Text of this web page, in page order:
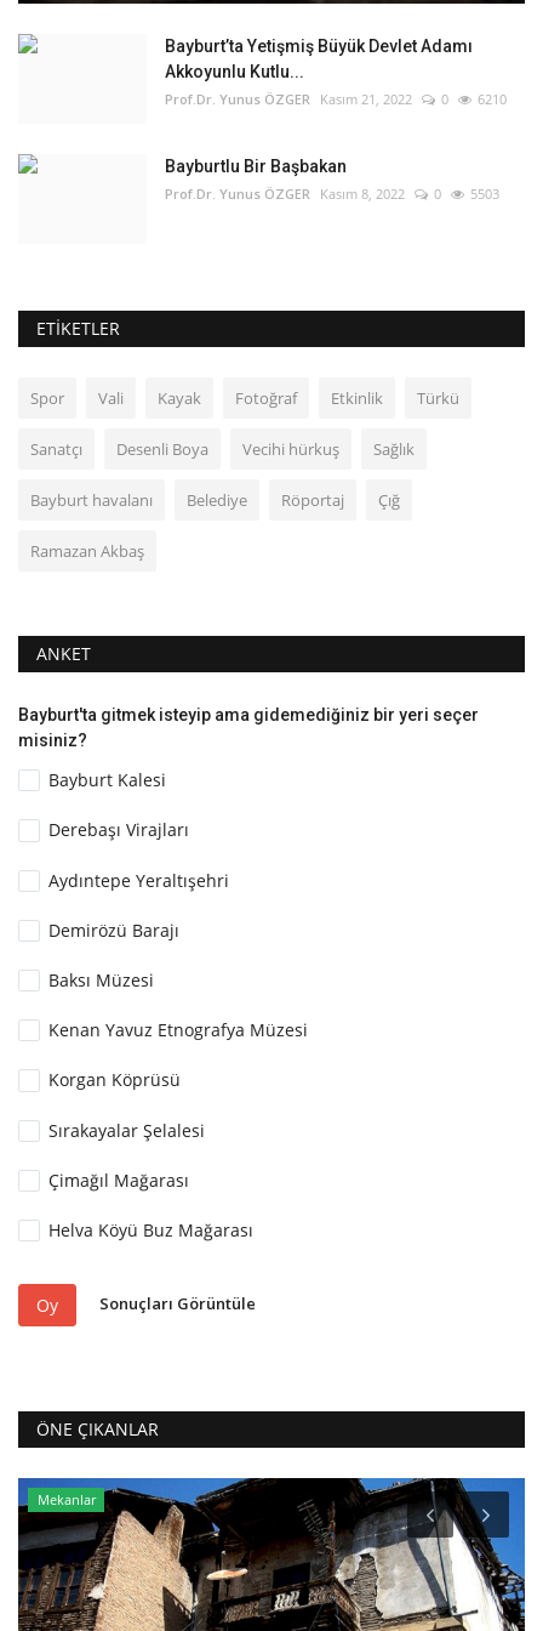
Bayburt’ta Yetişmiş Büyük Devlet Adamı
Akkoyunlu Kutlu...
Prof.Dr. Yunus ÖZGER Kasım 21, 2022 0 6210
Bayburtlu Bir Başbakan
Prof.Dr. Yunus ÖZGER Kasım 8, 2022 0 5503
ETIKETLER
Spor Vali Kayak Fotoğraf Etkinlik Türkü
Sanatçı Desenli Boya Vecihi hürkuş Sağlık
Bayburt havalanı Belediye Röportaj Çığ
Ramazan Akbaş
ANKET
Bayburt'ta gitmek isteyip ama gidemediğiniz bir yeri seçer
misiniz?
Bayburt Kalesi
Derebaşı Virajları
Aydıntepe Yeraltışehri
Demirözü Barajı
Baksı Müzesi
Kenan Yavuz Etnografya Müzesi
Korgan Köprüsü
Sırakayalar Şelalesi
Çimağıl Mağarası
Helva Köyü Buz Mağarası
Oy Sonuçları Görüntüle
ÖNE ÇIKANLAR
Mekanlar